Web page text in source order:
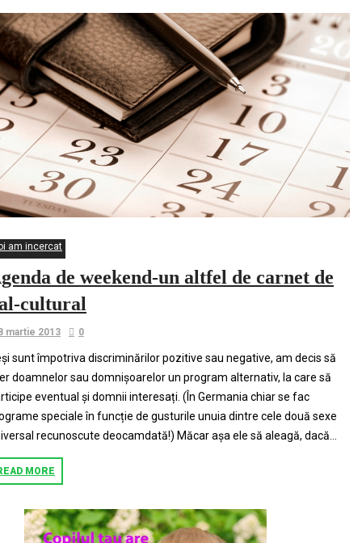
am incercat
de weekend-un altfel de carnet de
cultural
martie 2013 0
sunt împotriva discriminărilor pozitive sau negative, am decis să
doamnelor sau domnișoarelor un program alternativ, la care să
eventual și domnii interesați. (În Germania chiar se fac
speciale în funcție de gusturile unuia dintre cele două sexe
recunoscute deocamdată!) Măcar așa ele să aleagă, dacă...
MORE